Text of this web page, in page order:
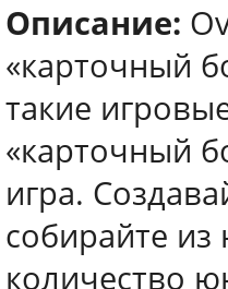
Описание:
«карточный
такие
«карточный
игра.
собирайте
количество